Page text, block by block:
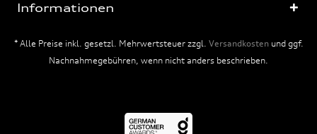
Informationen
* Alle Preise inkl. gesetzl. Mehrwertsteuer zzgl. Versandkostenund ggf.
Nachnahmegebühren, wenn nicht anders beschrieben.